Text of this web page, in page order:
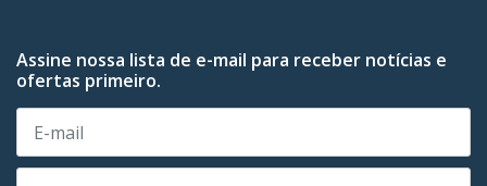
Assine nossa lista de e-mail para receber notícias e
ofertas primeiro.